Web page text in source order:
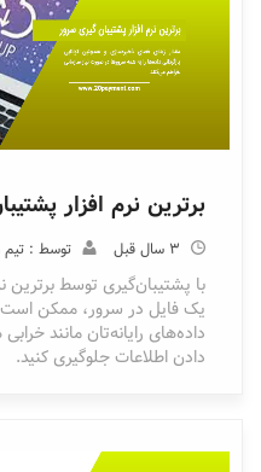
برترین نرم افزار
3 سال قبل توسط : تیم
با پشتیبان‌گیری توسط برترین
یک فایل در سرور، ممکن
داده‌های رایانه‌تان مانند
دادن اطلاعات جلوگیری کنید.